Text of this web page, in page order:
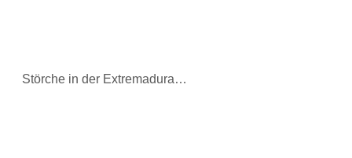
Störche in der Extremadura…